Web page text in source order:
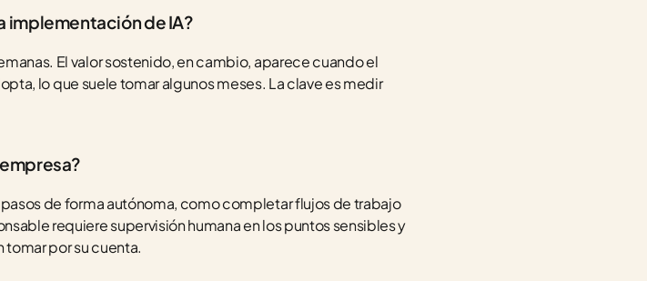
implementación de IA?
El valor sostenido, en cambio, aparece cuando el
lo que suele tomar algunos meses. La clave es medir
de forma autónoma, como completar flujos de trabajo
requiere supervisión humana en los puntos sensibles y
por su cuenta.